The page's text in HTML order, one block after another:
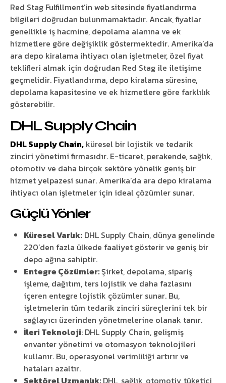
Red Stag Fulfillment’in web sitesinde fiyatlandırma
bilgileri doğrudan bulunmamaktadır. Ancak, fiyatlar
genellikle iş hacmine, depolama alanına ve ek
hizmetlere göre değişiklik göstermektedir. Amerika’da
ara depo kiralama ihtiyacı olan işletmeler, özel fiyat
teklifleri almak için doğrudan Red Stag ile iletişime
geçmelidir. Fiyatlandırma, depo kiralama süresine,
depolama kapasitesine ve ek hizmetlere göre farklılık
gösterebilir.
DHL Supply Chain
DHL Supply Chain, küresel bir lojistik ve tedarik
zinciri yönetimi firmasıdır. E-ticaret, perakende, sağlık,
otomotiv ve daha birçok sektöre yönelik geniş bir
hizmet yelpazesi sunar. Amerika’da ara depo kiralama
ihtiyacı olan işletmeler için ideal çözümler sunar.
Güçlü Yönler
Küresel Varlık: DHL Supply Chain, dünya genelinde
220’den fazla ülkede faaliyet gösterir ve geniş bir
depo ağına sahiptir.
Entegre Çözümler:Şirket, depolama, sipariş
işleme, dağıtım, ters lojistik ve daha fazlasını
içeren entegre lojistik çözümler sunar. Bu,
işletmelerin tüm tedarik zinciri süreçlerini tek bir
sağlayıcı üzerinden yönetmelerine olanak tanır.
İleri Teknoloji: DHL Supply Chain, gelişmiş
envanter yönetimi ve otomasyon teknolojileri
kullanır. Bu, operasyonel verimliliği artırır ve
hataları azaltır.
Sektörel Uzmanlık:DHL, sağlık, otomotiv, tüketici